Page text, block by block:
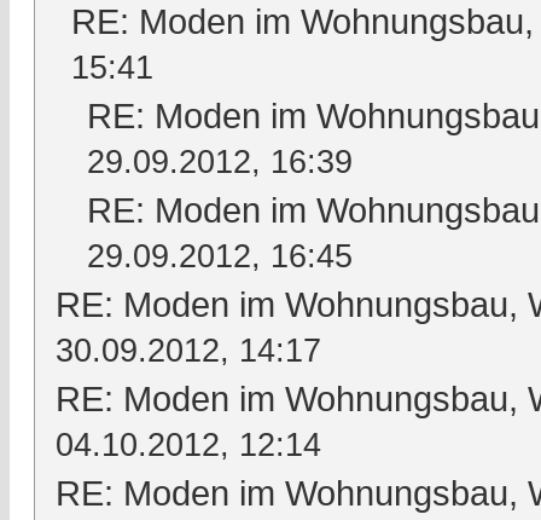
RE: Moden im
15:41
RE: Moden im
29.09.2012, 16:39
RE: Moden im
29.09.2012, 16:45
RE: Moden im Wohnungsbau,
30.09.2012, 14:17
RE: Moden im Wohnungsbau,
04.10.2012, 12:14
RE: Moden im Wohnungsbau,